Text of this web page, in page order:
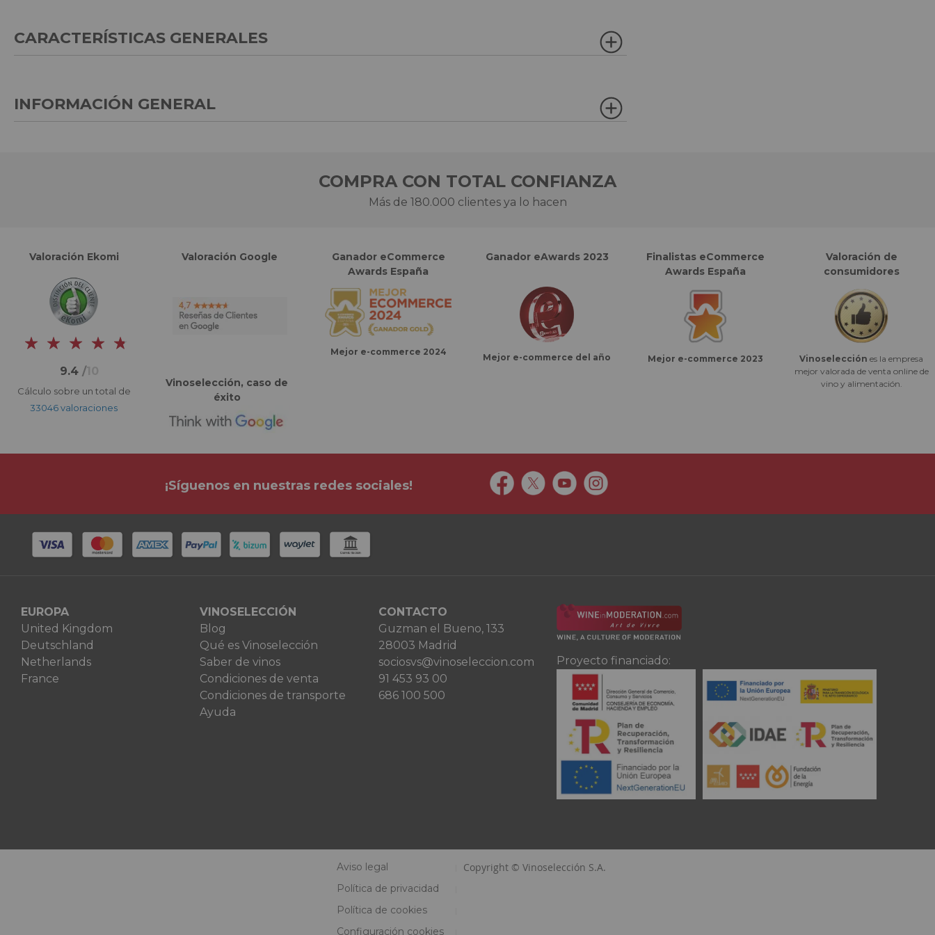
CARACTERÍSTICAS GENERALES
INFORMACIÓN GENERAL
COMPRA CON TOTAL CONFIANZA
Más de 180.000 clientes ya lo hacen
Valoración Ekomi
9.4 /10
Cálculo sobre un total de
33046 valoraciones
Valoración Google
Vinoselección, caso de
éxito
Ganador eCommerce
Awards España
Mejor e-commerce 2024
Ganador eAwards 2023
Mejor e-commerce del año
Finalistas eCommerce
Awards España
Mejor e-commerce 2023
Valoración de
consumidores
Vinoselección es la empresa
mejor valorada de venta online de
vino y alimentación.
¡Síguenos en nuestras redes sociales!
EUROPA
United Kingdom
Deutschland
Netherlands
France
VINOSELECCIÓN
Blog
Qué es Vinoselección
Saber de vinos
Condiciones de venta
Condiciones de transporte
Ayuda
CONTACTO
Guzman el Bueno, 133
28003 Madrid
sociosvs@vinoseleccion.com
91 453 93 00
686 100 500
Proyecto financiado:
Aviso legal
Política de privacidad
Política de cookies
Configuración cookies
Copyright © Vinoselección S.A.